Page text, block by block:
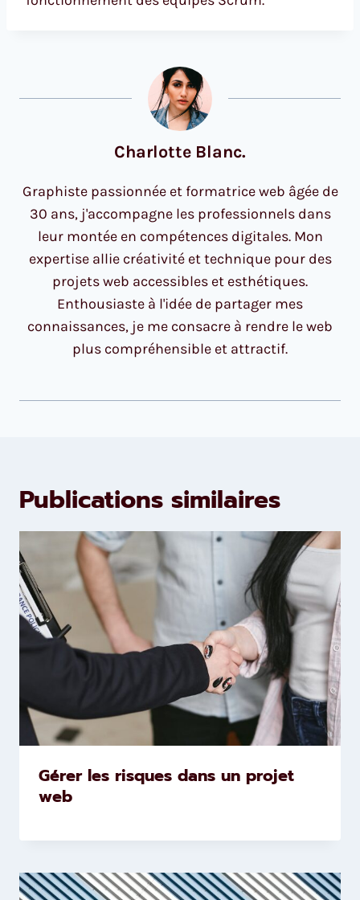
Charlotte Blanc.
Graphiste passionnée et formatrice web âgée de
30 ans, j'accompagne les professionnels dans
leur montée en compétences digitales. Mon
expertise allie créativité et technique pour des
projets web accessibles et esthétiques.
Enthousiaste à l'idée de partager mes
connaissances, je me consacre à rendre le web
plus compréhensible et attractif.
Publications similaires
Gérer les risques dans un projet
web